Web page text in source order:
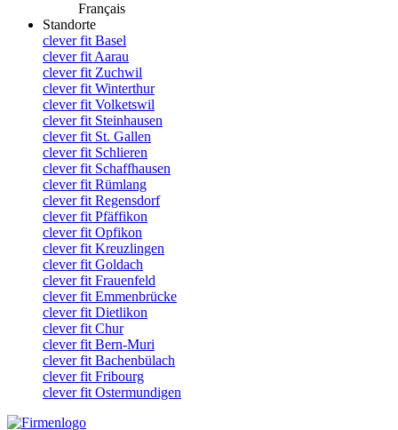
Français
Standorte
clever fit Basel
clever fit Aarau
clever fit Zuchwil
clever fit Winterthur
clever fit Volketswil
clever fit Steinhausen
clever fit St. Gallen
clever fit Schlieren
clever fit Schaffhausen
clever fit Rümlang
clever fit Regensdorf
clever fit Pfäffikon
clever fit Opfikon
clever fit Kreuzlingen
clever fit Goldach
clever fit Frauenfeld
clever fit Emmenbrücke
clever fit Dietlikon
clever fit Chur
clever fit Bern-Muri
clever fit Bachenbülach
clever fit Fribourg
clever fit Ostermundigen